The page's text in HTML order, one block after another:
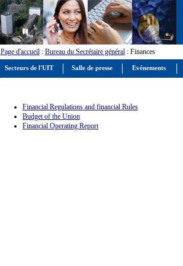
Page d'accueil: Bureau du Secrétaire général: Finances
Financial Regulations and financial Rules
Budget of the Union
Financial Operating Report
Secteurs de l'UIT Salle de presse Evénements